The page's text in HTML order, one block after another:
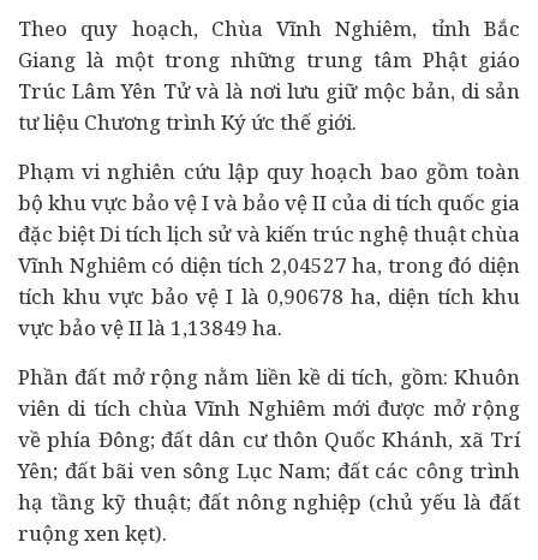
Theo quy hoạch, Chùa Vĩnh Nghiêm, tỉnh Bắc
Giang là một trong những trung tâm Phật giáo
Trúc Lâm Yên Tử và là nơi lưu giữ mộc bản, di sản
tư liệu Chương trình Ký ức thế giới.
Phạm vi nghiên cứu lập quy hoạch bao gồm toàn
bộ khu vực bảo vệ I và bảo vệ II của di tích quốc gia
đặc biệt Di tích lịch sử và kiến trúc nghệ thuật chùa
Vĩnh Nghiêm có diện tích 2,04527 ha, trong đó diện
tích khu vực bảo vệ I là 0,90678 ha, diện tích khu
vực bảo vệ II là 1,13849 ha.
Phần đất mở rộng nằm liền kề di tích, gồm: Khuôn
viên di tích chùa Vĩnh Nghiêm mới được mở rộng
về phía Đông; đất dân cư thôn Quốc Khánh, xã Trí
Yên; đất bãi ven sông Lục Nam; đất các công trình
hạ tầng kỹ thuật; đất nông nghiệp (chủ yếu là đất
ruộng xen kẹt).